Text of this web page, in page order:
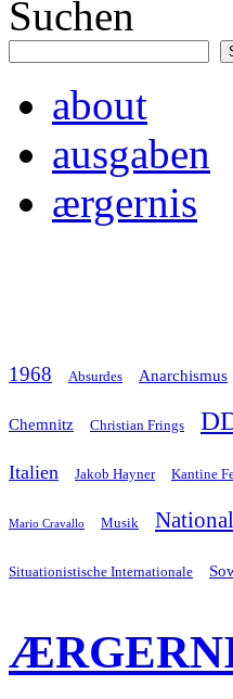
Suchen
about
ausgaben
ærgernis
1968 Absurdes Anarchismus
Chemnitz Christian Frings
Italien Jakob Hayner Kantine
Mario Cravallo Musik
Situationistische Internationale